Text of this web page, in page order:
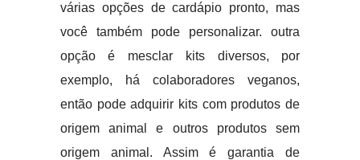
várias opções de cardápio pronto, mas
você também pode personalizar. outra
opção é mesclar kits diversos, por
exemplo, há colaboradores veganos,
então pode adquirir kits com produtos de
origem animal e outros produtos sem
origem animal. Assim é garantia de